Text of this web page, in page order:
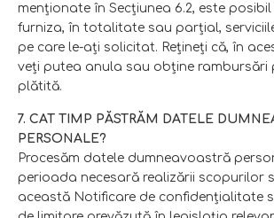
menţionate în Secţiunea 6.2, este
furniza, în totalitate sau parţial,
pe care le-aţi solicitat. Rețineți că, în
veți putea anula sau obține rambursări
plătită.
7. CAT TIMP PĂSTRĂM DATELE
PERSONALE?
Procesăm datele dumneavoastră
perioada necesară realizării scopurilor
această Notificare de confidenţialitate